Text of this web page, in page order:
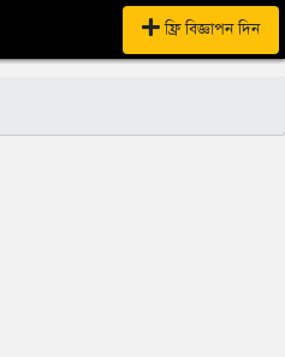
ফ্রি বিজ্ঞাপন দিন